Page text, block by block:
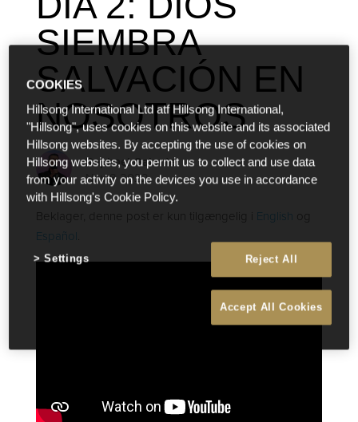
SIEMBRA
SALVACIÓN EN
NOSOTROS
Raphael Galante
Nov 8 2022
Beklager, denne post er kun tilgængelig i English og
Español.
COOKIES
Hillsong International Ltd atf Hillsong International,
"Hillsong", uses cookies on this website and its associated
Hillsong websites. By accepting the use of cookies on
Hillsong websites, you permit us to collect and use data
from your activity on the devices you use in accordance
with Hillsong's Cookie Policy.
Reject All
Accept All Cookies
Settings